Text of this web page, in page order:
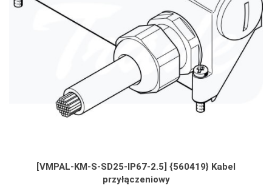
[VMPAL-KM-S-SD25-IP67-2.5] {560419} Kabel
przyłączeniowy